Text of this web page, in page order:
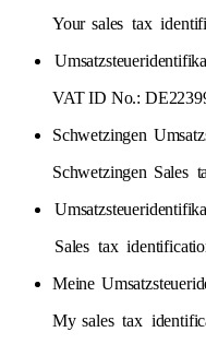
Your sales tax
VAT ID No.:
Schwetzingen
Schwetzingen Sales
Sales tax
Meine
My sales tax